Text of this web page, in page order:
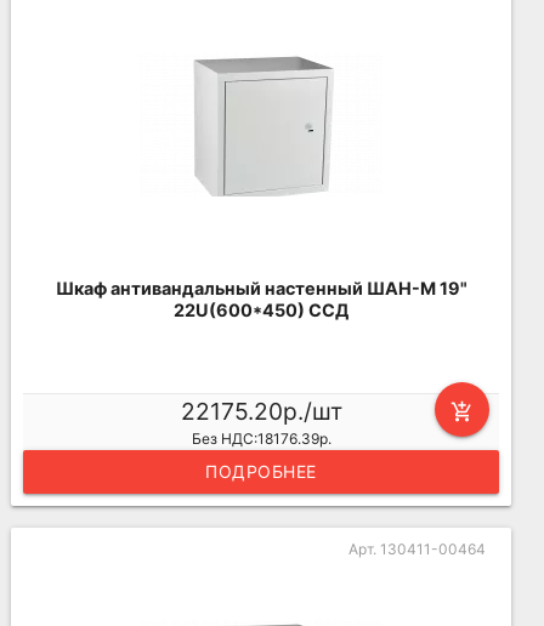
Шкаф антивандальный настенный ШАН-М 19"
22U(600*450) ССД
add_shopping_cart
22175.20р./шт
Без НДС:18176.39р.
ПОДРОБНЕЕ
Арт. 130411-00464